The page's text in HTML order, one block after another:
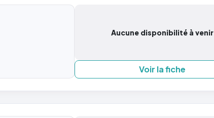
Aucune disponibilité à venir
Voir la fiche